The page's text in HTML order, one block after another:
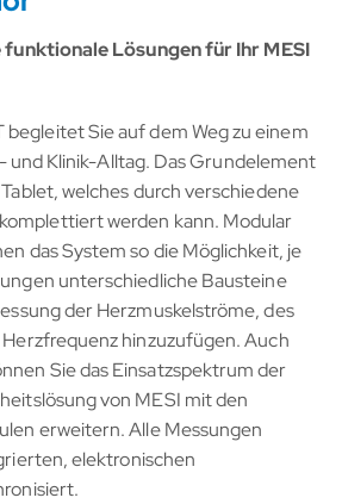
Lösungen für Ihr MESI
begleitet Sie auf dem Weg zu einem
und Klinik-Alltag. Das Grundelement
welches durch verschiedene
werden kann. Modular
das System so die Möglichkeit, je
unterschiedliche Bausteine
der Herzmuskelströme, des
hinzuzufügen. Auch
Sie das Einsatzspektrum der
von MESI mit den
erweitern. Alle Messungen
elektronischen